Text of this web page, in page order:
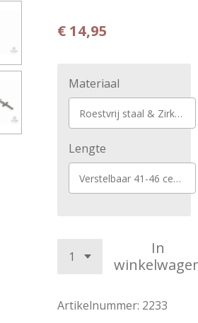
€ 14,95
Materiaal
Roestvrij staal & Zirkonia
Lengte
Verstelbaar 41-46 centimeter
In
Artikelnummer: 2233